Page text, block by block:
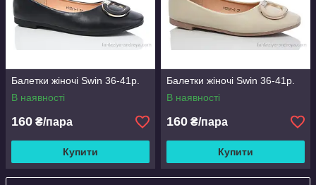
Балетки жіночі Swin 36-41р.
В наявності
160 ₴/пара
Купити
Балетки жіночі Swin 36-41р.
В наявності
160 ₴/пара
Купити